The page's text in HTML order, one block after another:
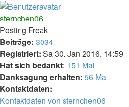
sternchen06
Posting Freak
Beiträge: 3034
Registriert: Sa 30. Jan 2016, 14:59
Hat sich bedankt: 151 Mal
Danksagung erhalten: 56 Mal
Kontaktdaten:
Kontaktdaten von sternchen06